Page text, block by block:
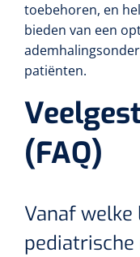
Hydrocolloïdes
Pansements
Hydrogel
Pansements
siliconée
toebehoren, en
bieden van een
patiënten.
(FAQ)
Vanaf